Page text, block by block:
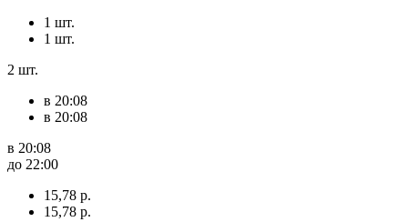
1 шт.
1 шт.
2 шт.
в 20:08
в 20:08
в 20:08
до 22:00
15,78 р.
15,78 р.